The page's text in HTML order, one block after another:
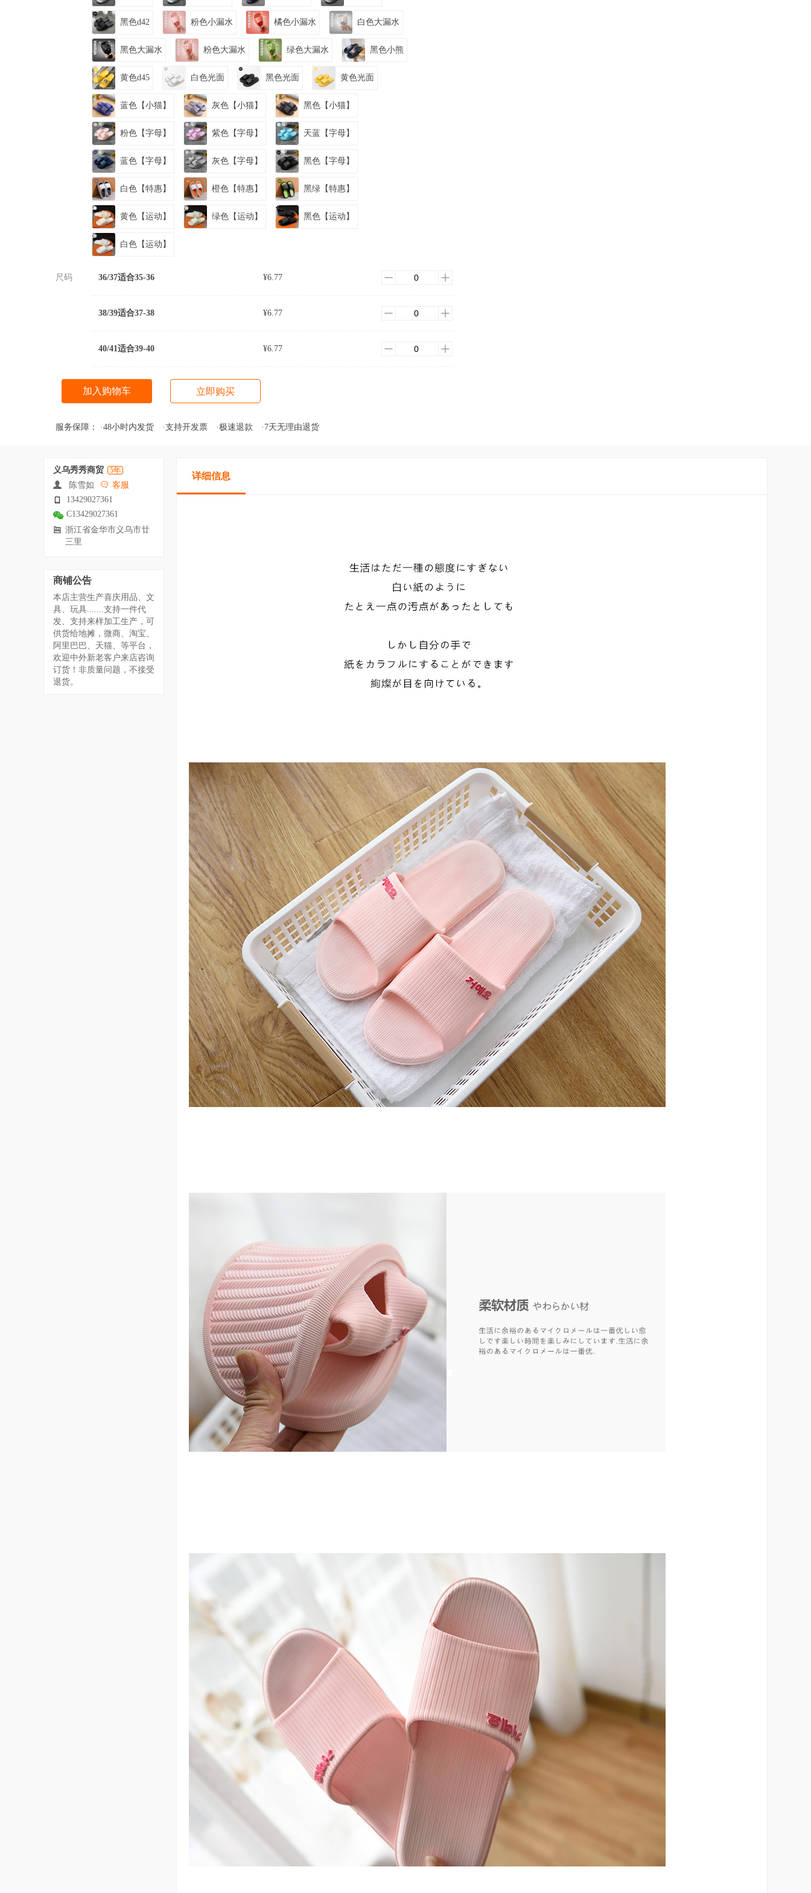
黑色d42 粉色小漏水 橘色小漏水 白色大漏水
黑色大漏水 粉色大漏水 绿色大漏水 黑色小熊
黄色d45 白色光面 黑色光面 黄色光面
蓝色【小猫】 灰色【小猫】 黑色【小猫】
粉色【字母】 紫色【字母】 天蓝【字母】
蓝色【字母】 灰色【字母】 黑色【字母】
白色【特惠】 橙色【特惠】 黑绿【特惠】
黄色【运动】 绿色【运动】 黑色【运动】
白色【运动】
尺码 36/37适合35-36 ¥6.77
38/39适合37-38 ¥6.77
40/41适合39-40 ¥6.77
加入购物车 立即购买
服务保障： ·48小时内发货 ·支持开发票 ·极速退款 ·7天无理由退货
义乌秀秀商贸 5年
陈雪如
客服
13429027361
C13429027361
浙江省金华市义乌市廿
三里
商铺公告
本店主营生产喜庆用品、文
具、玩具.......支持一件代
发、支持来样加工生产，可
供货给地摊，微商、淘宝、
阿里巴巴、天猫、等平台，
欢迎中外新老客户来店咨询
订货！非质量问题，不接受
退货。
详细信息